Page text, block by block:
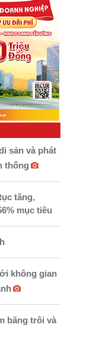
sản và phát
thống
tăng,
mục tiêu
không gian
băng trôi và